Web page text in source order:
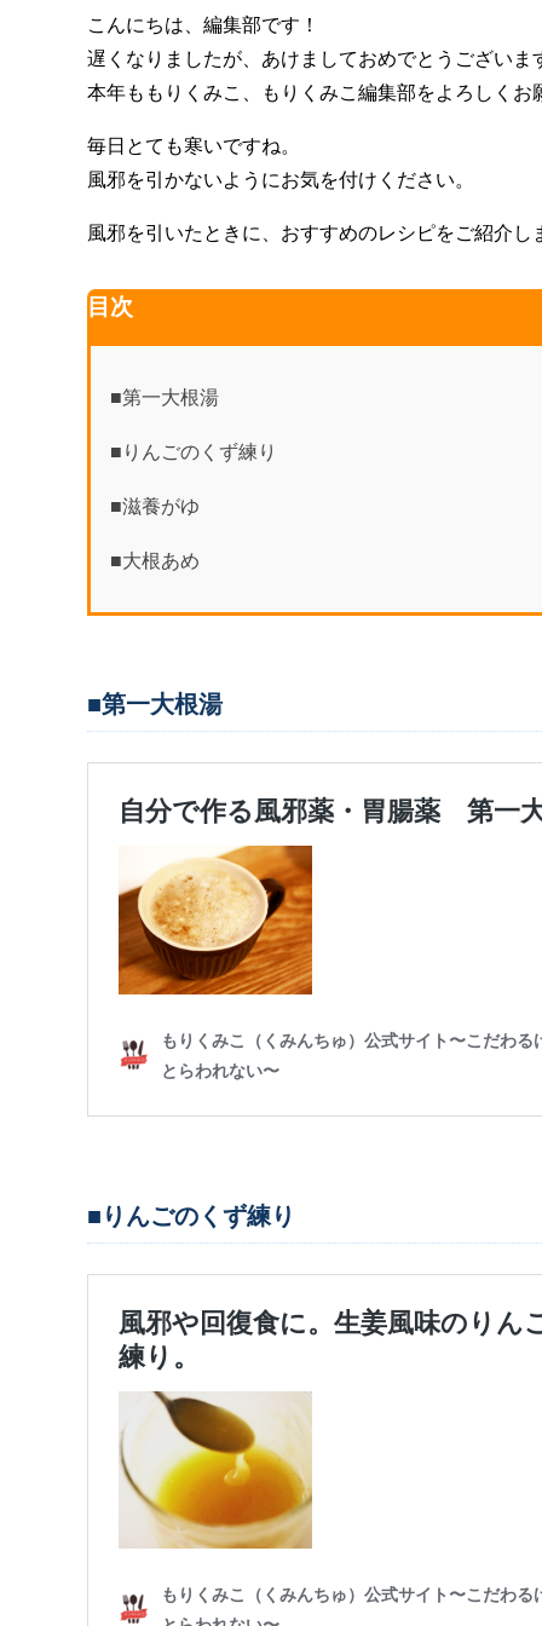
c
e
b
o
o
k
e
e
n
a
こんにちは、編集部です！
遅くなりましたが、あけましておめでとうございま
本年ももりくみこ、もりくみこ編集部をよろしくお
毎日とても寒いですね。
風邪を引かないようにお気を付けください。
風邪を引いたときに、おすすめのレシピをご紹介し
目次
■第一大根湯
■りんごのくず練り
■滋養がゆ
■大根あめ
■第一大根湯
■りんごのくず練り